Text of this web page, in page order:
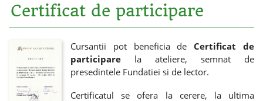
Certificat de participare
Cursantii pot beneficia de Certificat de
participare la ateliere, semnat de
presedintele Fundatiei si de lector.
Certificatul se ofera la cerere, la ultima